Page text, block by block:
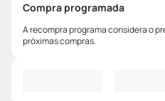
Compra programada
A recompra programa considera o
próximas compras.